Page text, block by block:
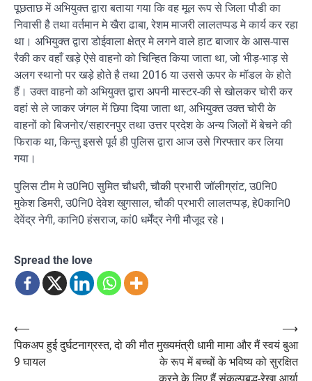
पूछताछ में अभियुक्त द्वारा बताया गया कि वह मूल रूप से जिला पौडी का
निवासी है तथा वर्तमान मे खैरा ढाबा, रेशम माजरी लालतप्पड मे कार्य कर रहा
था। अभियुक्त द्वारा डोईवाला क्षेत्र मे लगने वाले हाट बाजार के आस-पास
रैकी कर वहाँ खड़े ऐसे वाहनो को चिन्हित किया जाता था, जो भीड़-भाड़ से
अलग स्थानो पर खड़े होते है तथा 2016 या उससे ऊपर के मॉडल के होते
हैं। उक्त वाहनो को अभियुक्त द्वारा अपनी मास्टर-की से खोलकर चोरी कर
वहां से ले जाकर जंगल में छिपा दिया जाता था, अभियुक्त उक्त चोरी के
वाहनों को बिजनोर/सहारनपुर तथा उत्तर प्रदेश के अन्य जिलों में बेचने की
फिराक था, किन्तु इससे पूर्व ही पुलिस द्वारा आज उसे गिरफ्तार कर लिया
गया।
पुलिस टीम मे उ0नि0 सुमित चौधरी, चौकी प्रभारी जॉलीग्रांट, उ0नि0
मुकेश डिमरी, उ0नि0 देवेश खुगसाल, चौकी प्रभारी लालतप्पड़, हे0कानि0
देवेंद्र नेगी, कानि0 हंसराज, कां0 धर्मेंद्र नेगी मौजूद रहे।
Spread the love
Post
navigation
⟵
पिकअप हुई दुर्घटनाग्रस्त, दो की मौत
9 घायल
मुख्यमंत्री धामी मामा और मैं स्वयं बुआ
के रूप में बच्चों के भविष्य को सुरक्षित
करने के लिए हैं संकल्पबद्ध-रेखा आर्या
⟶